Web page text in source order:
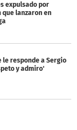
expulsado por
lanzaron en
le responde a Sergio
y admiro'